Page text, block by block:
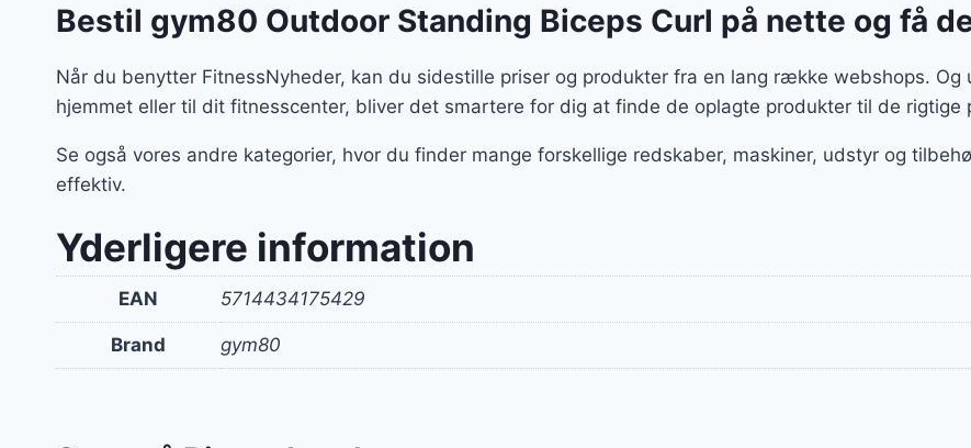
Bestil gym80 Outdoor Standing Biceps Curl på nette og få
Når du benytter FitnessNyheder, kan du sidestille priser og produkter fra en lang række webshops.
hjemmet eller til dit fitnesscenter, bliver det smartere for dig at finde de oplagte produkter til de rigtige
Se også vores andre kategorier, hvor du finder mange forskellige redskaber, maskiner, udstyr og
effektiv.
Yderligere information
EAN 5714434175429
Brand gym80